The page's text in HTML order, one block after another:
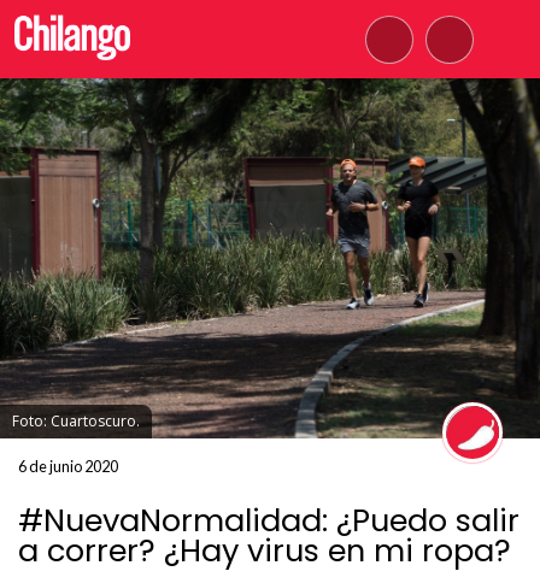
Foto: Cuartoscuro.
6 de junio 2020
#NuevaNormalidad: ¿Puedo salir
a correr? ¿Hay virus en mi ropa?